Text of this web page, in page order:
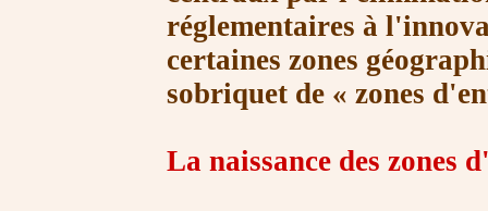
réglementaires à
certaines zones
sobriquet de « zones
La naissance des zones